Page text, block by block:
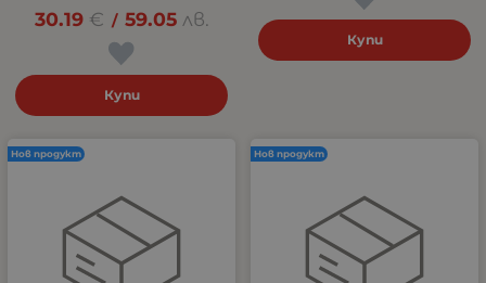
30.19 € / 59.05 лв.
Купи
Купи
Нов продукт Нов продукт